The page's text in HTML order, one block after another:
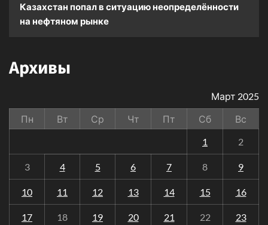
Казахстан попал в ситуацию неопределённости
на нефтяном рынке
Архивы
Март 2025
Пн
Вт Ср Чт Пт Сб
Вс
1
2
3 4 5 6 7 8 9
10 11 12 13 14 15 16
17 18 19 20 21 22 23